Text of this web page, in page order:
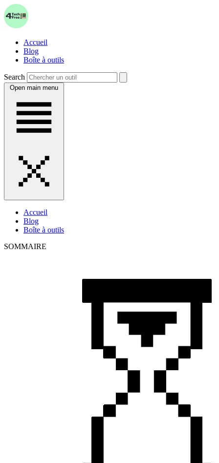
Accueil
Blog
Boîte à outils
Search
Open main menu
Accueil
Blog
Boîte à outils
SOMMAIRE